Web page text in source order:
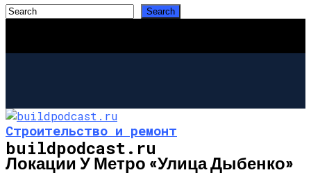
buildpodcast.ru
Строительство и ремонт
Локации У Метро «Улица Дыбенко»